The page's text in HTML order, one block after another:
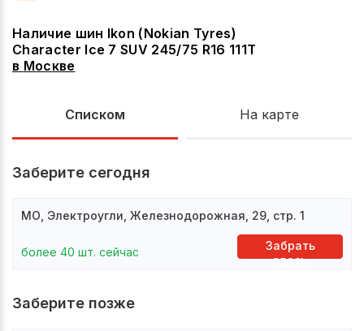
Наличие шин Ikon (Nokian Tyres)
Character Ice 7 SUV 245/75 R16 111T
в Москве
Списком На карте
Заберите сегодня
МО, Электроугли, Железнодорожная, 29, стр. 1
более 40 шт. сейчас
Забрать
здесь
Заберите позже